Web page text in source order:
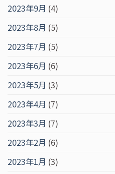
2023年9月 (4)
2023年8月 (5)
2023年7月 (5)
2023年6月 (6)
2023年5月 (3)
2023年4月 (7)
2023年3月 (7)
2023年2月 (6)
2023年1月 (3)